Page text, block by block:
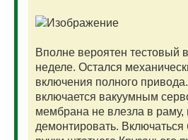
Вполне вероятен тестовый
неделе. Остался
включения полного
включается вакуумным
мембрана не влезла в раму,
демонтировать. Включаться